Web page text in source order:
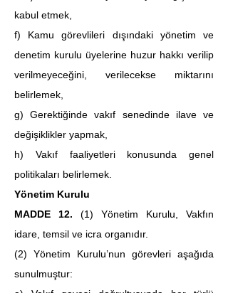
kabul etmek,
f) Kamu görevlileri dışındaki yönetim ve
denetim kurulu üyelerine huzur hakkı verilip
verilmeyeceğini, verilecekse miktarını
belirlemek,
g) Gerektiğinde vakıf senedinde ilave ve
değişiklikler yapmak,
h) Vakıf faaliyetleri konusunda genel
politikaları belirlemek.
Yönetim Kurulu
MADDE 12. (1)
Yönetim Kurulu, Vakfın
idare, temsil ve icra organıdır.
(2) Yönetim Kurulu’nun görevleri aşağıda
sunulmuştur: